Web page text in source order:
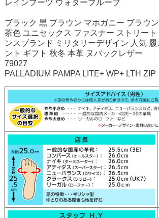
レインブーツ ウォタープルーフ
ブラック 黒 ブラウン マホガニー ブラウ
茶色 ユニセックス ファスナー ストリート
ンスブランド ミリタリーデザイン 人気
ント ギフト 秋冬 本革 ヌバックレザー
79027
PALLADIUM PAMPA LITE+ WP+ LTH ZIP